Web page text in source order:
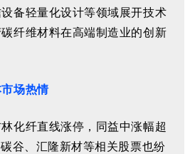
备轻量化设计等领域展开技术
纤维材料在高端制造业的创新
场热情
化纤直线涨停， 同益中涨幅超
谷、汇隆新材等相关股票也纷